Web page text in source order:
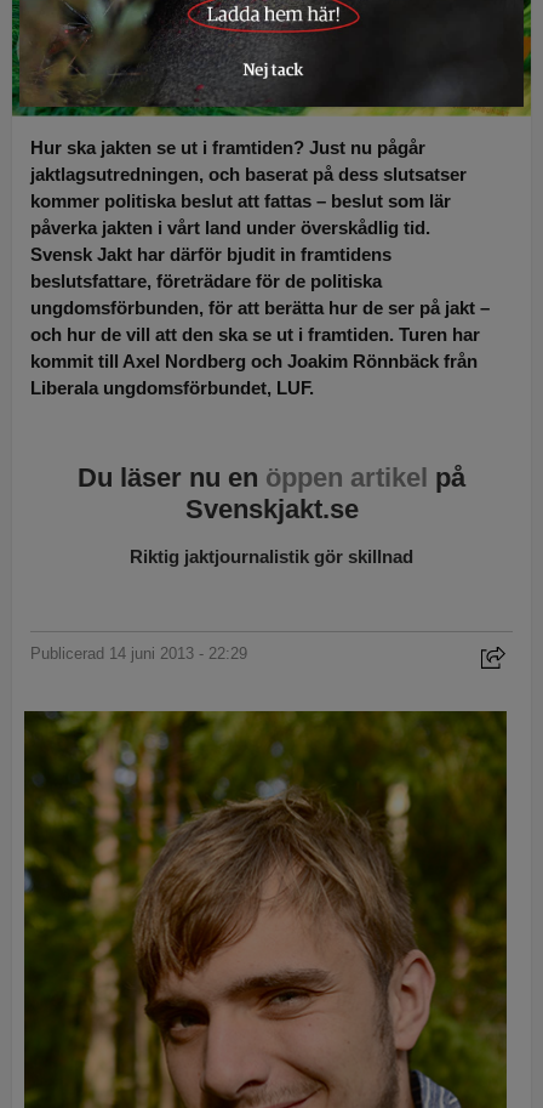
Hur ska jakten se ut i framtiden? Just nu pågår
jaktlagsutredningen, och baserat på dess slutsatser
kommer politiska beslut att fattas – beslut som lär
påverka jakten i vårt land under överskådlig tid.
Svensk Jakt har därför bjudit in framtidens
beslutsfattare, företrädare för de politiska
ungdomsförbunden, för att berätta hur de ser på jakt –
och hur de vill att den ska se ut i framtiden. Turen har
kommit till Axel Nordberg och Joakim Rönnbäck från
Liberala ungdomsförbundet, LUF.
Du läser nu en öppen artikel på
Svenskjakt.se
Riktig jaktjournalistik gör skillnad
Publicerad 14 juni 2013 - 22:29